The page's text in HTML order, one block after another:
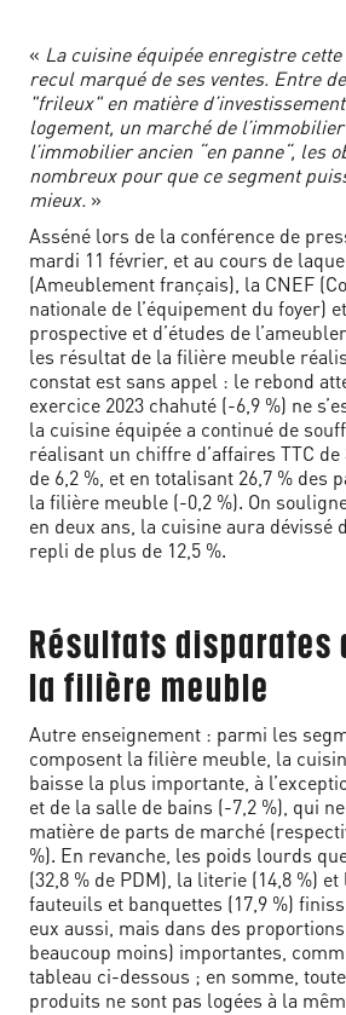
« La cuisine équipée enregistre
recul marqué de ses ventes. Entre
"frileux" en matière
logement, un marché de
l’immobilier ancien “en panne“, les
nombreux pour que ce segment
mieux. »
Asséné lors de la conférence de
mardi 11 février, et au cours de
(Ameublement français), la CNEF
nationale de l’équipement du foyer)
prospective et d’études de
les résultat de la filière meuble
constat est sans appel : le rebond
exercice 2023 chahuté (-6,9 %) ne
la cuisine équipée a continué de
réalisant un chiffre d’affaires TTC
de 6,2 %, et en totalisant 26,7 % des
la filière meuble (-0,2 %). On
en deux ans, la cuisine aura dévissé
repli de plus de 12,5 %.
Résultats disparates
la filière meuble
Autre enseignement : parmi les
composent la filière meuble, la
baisse la plus importante, à
et de la salle de bains (-7,2 %), qui
matière de parts de marché
%). En revanche, les poids lourds
(32,8 % de PDM), la literie (14,8 %)
fauteuils et banquettes (17,9 %)
eux aussi, mais dans des
beaucoup moins) importantes,
tableau ci-dessous ; en somme,
produits ne sont pas logées à la